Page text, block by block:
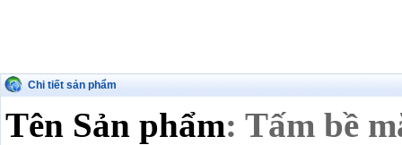
Chi tiết sản phẩm
Tên Sản phẩm: Tấm bề